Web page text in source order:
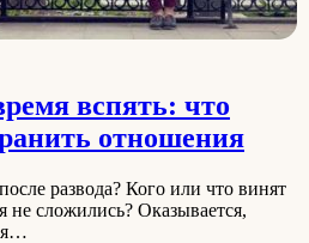
вспять: что
отношения
развода? Кого или что винят
не сложились? Оказывается,